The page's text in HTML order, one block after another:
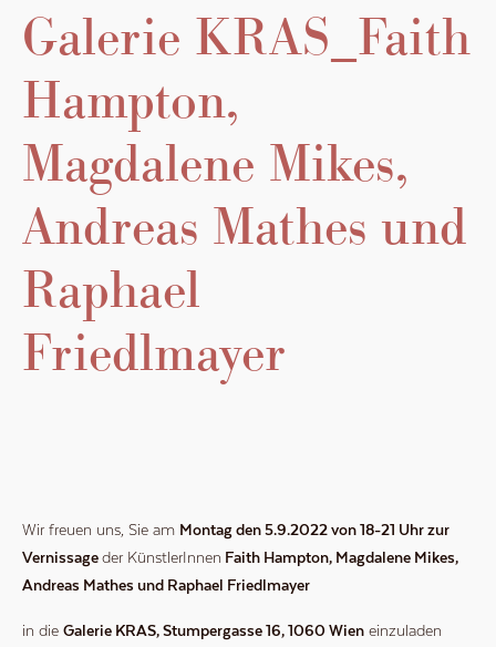
Galerie KRAS_Faith
Hampton,
Magdalene Mikes,
Andreas Mathes und
Raphael
Friedlmayer
Wir freuen uns, Sie am Montag den 5.9.2022 von 18-21 Uhr zur
Vernissageder KünstlerInnen Faith Hampton, Magdalene Mikes,
Andreas Mathes und Raphael Friedlmayer
in die Galerie KRAS, Stumpergasse 16, 1060 Wien einzuladen